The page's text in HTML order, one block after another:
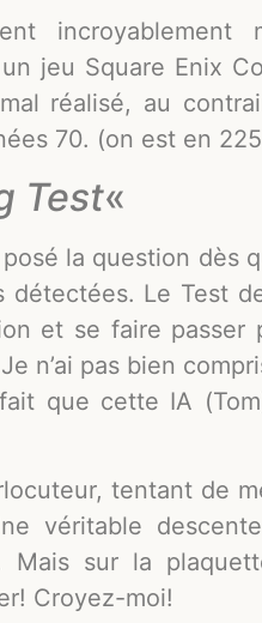
incroyablement
jeu Square Enix
réalisé, au
70. (on est en
Test«
la question dès
Le Test
et se faire passer
n’ai pas bien
que cette IA
tentant de
véritable
Mais sur la
Croyez-moi!